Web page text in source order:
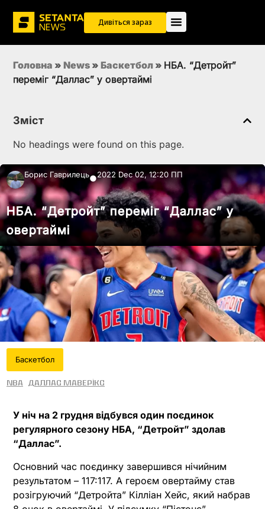
Дивіться зараз
Головна » News » Баскетбол » НБА. “Детройт”
переміг “Даллас” у овертаймі
Зміст
No headings were found on this page.
Борис Гаврилець●2022 Dec 02, 12:20 ПП
НБА. “Детройт” переміг “Даллас” у
овертаймі
Баскетбол
NBA Даллас Маверікс
У ніч на 2 грудня відбувся один поєдинок
регулярного сезону НБА, “Детройт” здолав
“Даллас”.
Основний час поєдинку завершився нічийним
результатом – 117:117. А героєм овертайму став
розігруючий “Детройта” Кілліан Хейс, який набрав